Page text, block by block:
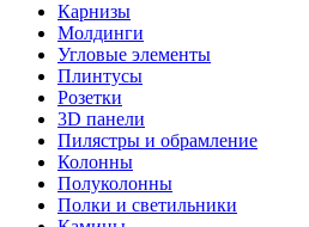
Карнизы
Молдинги
Угловые элементы
Плинтусы
Розетки
3D панели
Пилястры и обрамление
Колонны
Полуколонны
Полки и светильники